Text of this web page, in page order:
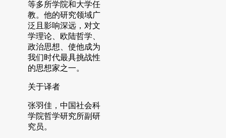
等多所学院和大学任
教。他的研究领域广
泛且影响深远，对文
学理论、欧陆哲学、
政治思想、使他成为
我们时代最具挑战性
的思想家之一。
关于译者
张羽佳，中国社会科
学院哲学研究所副研
究员。